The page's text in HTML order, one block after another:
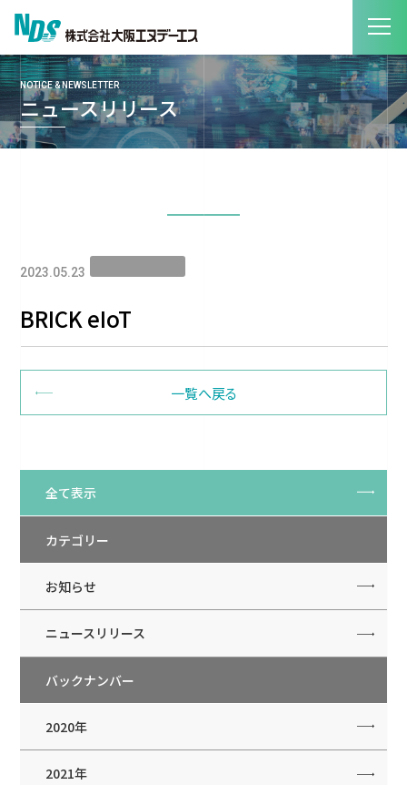
NOTICE & NEWSLETTER
ニュースリリース
2023.05.23
BRICK eIoT
一覧へ戻る
全て表示
カテゴリー
お知らせ
ニュースリリース
バックナンバー
2020年
2021年